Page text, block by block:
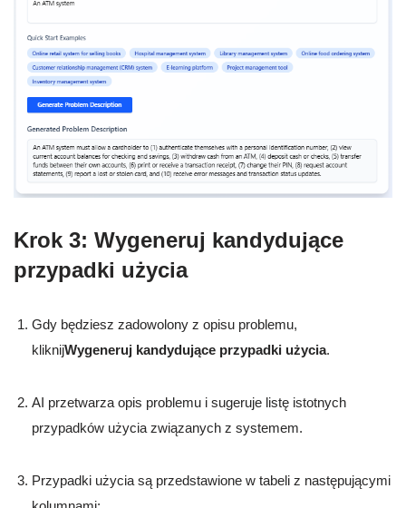
Krok 3: Wygeneruj kandydujące
przypadki użycia
Gdy będziesz zadowolony z opisu problemu,
kliknijWygeneruj kandydujące przypadki użycia.
AI przetwarza opis problemu i sugeruje listę istotnych
przypadków użycia związanych z systemem.
Przypadki użycia są przedstawione w tabeli z następującymi